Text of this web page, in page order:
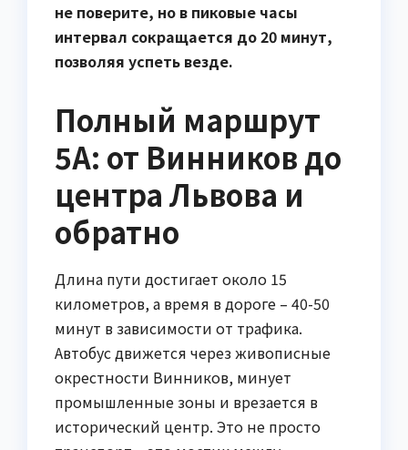
не поверите, но в пиковые часы
интервал сокращается до 20 минут,
позволяя успеть везде.
Полный маршрут
5А: от Винников до
центра Львова и
обратно
Длина пути достигает около 15
километров, а время в дороге – 40-50
минут в зависимости от трафика.
Автобус движется через живописные
окрестности Винников, минует
промышленные зоны и врезается в
исторический центр. Это не просто